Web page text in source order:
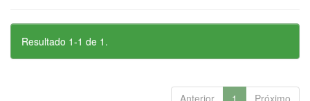
Resultado 1-1 de 1.
Anterior 1 Próximo